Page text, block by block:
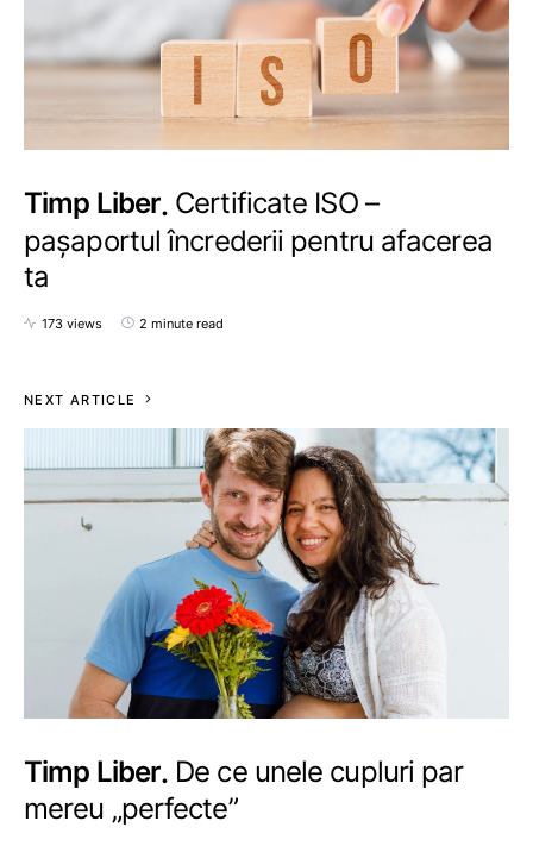
Timp Liber Certificate ISO –
pașaportul încrederii pentru afacerea
ta
173 views 2 minute read
NEXT ARTICLE
Timp Liber De ce unele cupluri par
mereu „perfecte”